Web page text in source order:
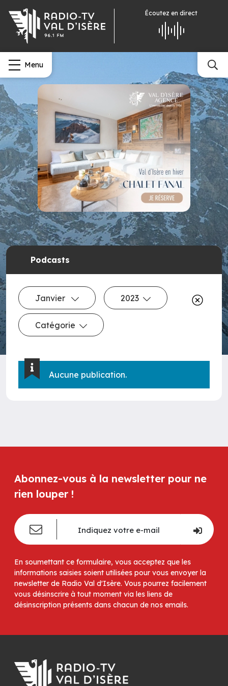
Écoutez en direct
Menu
Podcasts
Janvier 2023
Catégorie
Aucune publication.
Abonnez-vous à la newsletter pour ne
rien louper !
En soumettant ce formulaire, vous acceptez que les
informations saisies soient utilisées pour vous envoyer la
newsletter de Radio Val d'Isère. Vous pourrez facilement
vous désinscrire à tout moment via les liens de
désinscription présents dans chacun de nos emails.